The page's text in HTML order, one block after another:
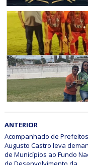
ESPORTE
Final do Campeonato
entre Santa Rosa e
Escolinha Clube Vale
da F1 Nordeste em
17B
ANTERIOR
Acompanhado de Prefeitos
Augusto Castro leva
de Municípios ao Fundo